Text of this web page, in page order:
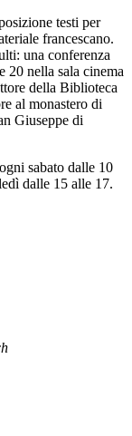
testi per
francescano.
una conferenza
20 nella sala cinema
della Biblioteca
al monastero di
Giuseppe di
sabato dalle 10
dalle 15 alle 17.